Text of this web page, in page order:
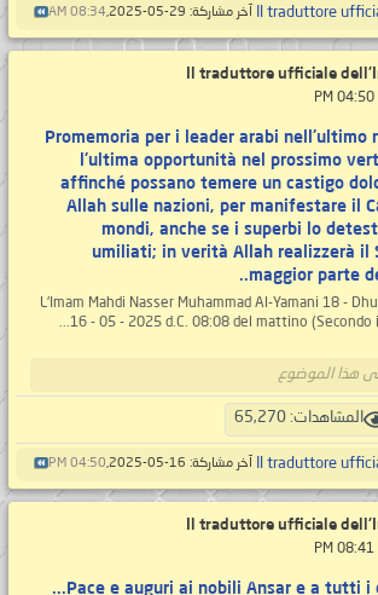
Il traduttore آخر مشاركة: 29-05-2025, 08:34 AM
Il traduttore ufficiale
Promemoria per i leader arabi nell'ultimo
l'ultima opportunità nel prossimo
affinché possano temere un castigo
Allah sulle nazioni, per manifestare il
mondi, anche se i superbi lo
umiliati; in verità Allah realizzerà il
maggior parte
L'Imam Mahdi Nasser Muhammad Al-Yamani 18 -
16 - 05 - 2025 d.C. 08:08 del mattino (Secondo
هذا الموضوع
المشاهدات: 65,270
Il traduttore آخر مشاركة: 16-05-2025, 04:50 PM
Il traduttore ufficiale
Pace e auguri ai nobili Ansar e a tutti i